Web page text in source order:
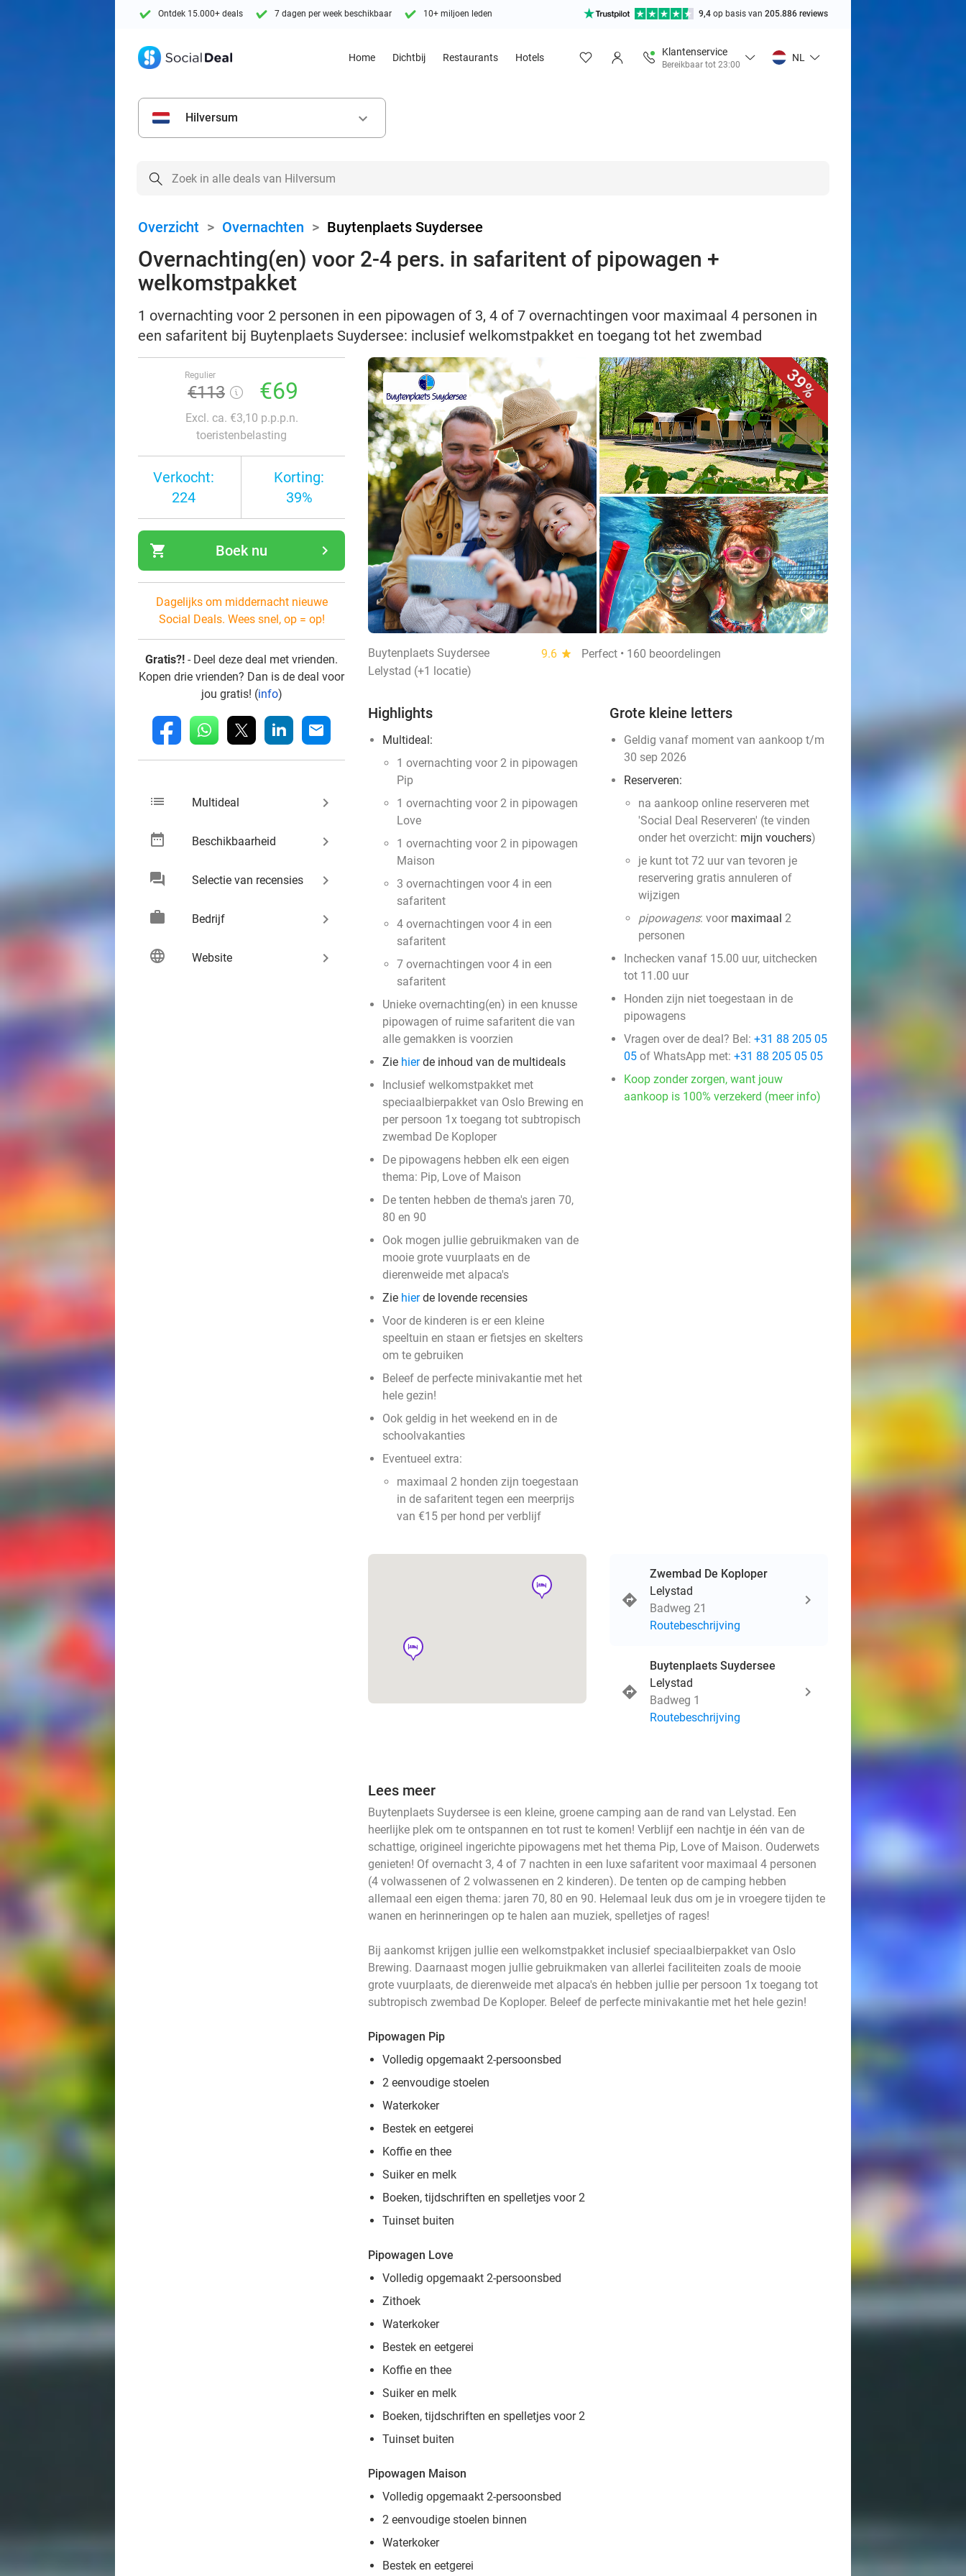
Ontdek 15.000+ deals 7 dagen per week beschikbaar 10+ miljoen leden 9,4 op basis van 205.886 reviews
Home Dichtbij Restaurants Hotels
Klantenservice
Bereikbaar tot 23:00
NL
Hilversum keyboard_arrow_down
Overzicht > Overnachten > Buytenplaets Suydersee
Overnachting(en) voor 2-4 pers. in safaritent of pipowagen +
welkomstpakket
1 overnachting voor 2 personen in een pipowagen of 3, 4 of 7 overnachtingen voor maximaal 4 personen in
een safaritent bij Buytenplaets Suydersee: inclusief welkomstpakket en toegang tot het zwembad
Regulier
€113 €69
Excl. ca. €3,10 p.p.p.n.
toeristenbelasting
Verkocht:
224
Korting:
39%
shopping_cart navigate_next
Boek nu
Dagelijks om middernacht nieuwe
Social Deals. Wees snel, op = op!
Gratis?! - Deel deze deal met vrienden.
Kopen drie vrienden? Dan is de deal voor
jou gratis! (info)
fb whatsapp linkedin mail
list Multideal keyboard_arrow_right
date_range Beschikbaarheid keyboard_arrow_right
chat Selectie van recensies keyboard_arrow_right
work Bedrijf keyboard_arrow_right
language Website keyboard_arrow_right
39%
favorite_border
Buytenplaets Suydersee 9.6 star
Perfect • 160 beoordelingen
Lelystad (+1 locatie)
Highlights
Multideal:
1 overnachting voor 2 in pipowagen
Pip
1 overnachting voor 2 in pipowagen
Love
1 overnachting voor 2 in pipowagen
Maison
3 overnachtingen voor 4 in een
safaritent
4 overnachtingen voor 4 in een
safaritent
7 overnachtingen voor 4 in een
safaritent
Unieke overnachting(en) in een knusse
pipowagen of ruime safaritent die van
alle gemakken is voorzien
Zie hierde inhoud van de multideals
Inclusief welkomstpakket met
speciaalbierpakket van Oslo Brewing en
per persoon 1x toegang tot subtropisch
zwembad De Koploper
De pipowagens hebben elk een eigen
thema: Pip, Love of Maison
De tenten hebben de thema's jaren 70,
80 en 90
Ook mogen jullie gebruikmaken van de
mooie grote vuurplaats en de
dierenweide met alpaca's
Zie hierde lovende recensies
Voor de kinderen is er een kleine
speeltuin en staan er fietsjes en skelters
om te gebruiken
Beleef de perfecte minivakantie met het
hele gezin!
Ook geldig in het weekend en in de
schoolvakanties
Eventueel extra:
maximaal 2 honden zijn toegestaan
in de safaritent tegen een meerprijs
van €15 per hond per verblijf
Grote kleine letters
Geldig vanaf moment van aankoop t/m
30 sep 2026
Reserveren:
na aankoop online reserveren met
'Social Deal Reserveren' (te vinden
onder het overzicht: mijn vouchers)
je kunt tot 72 uur van tevoren je
reservering gratis annuleren of
wijzigen
pipowagens: voor maximaal 2
personen
Inchecken vanaf 15.00 uur, uitchecken
tot 11.00 uur
Honden zijn niet toegestaan in de
pipowagens
Vragen over de deal? Bel: +31 88 205 05
05 of WhatsApp met: +31 88 205 05 05
Koop zonder zorgen, want jouw
aankoop is 100% verzekerd (meer info)
hotel
hotel
Zwembad De Koploper
Lelystad
Badweg 21
Routebeschrijving
Buytenplaets Suydersee
Lelystad
Badweg 1
Routebeschrijving
Lees meer
Buytenplaets Suydersee is een kleine, groene camping aan de rand van Lelystad. Een
heerlijke plek om te ontspannen en tot rust te komen! Verblijf een nachtje in één van de
schattige, origineel ingerichte pipowagens met het thema Pip, Love of Maison. Ouderwets
genieten! Of overnacht 3, 4 of 7 nachten in een luxe safaritent voor maximaal 4 personen
(4 volwassenen of 2 volwassenen en 2 kinderen). De tenten op de camping hebben
allemaal een eigen thema: jaren 70, 80 en 90. Helemaal leuk dus om je in vroegere tijden te
wanen en herinneringen op te halen aan muziek, spelletjes of rages!
Bij aankomst krijgen jullie een welkomstpakket inclusief speciaalbierpakket van Oslo
Brewing. Daarnaast mogen jullie gebruikmaken van allerlei faciliteiten zoals de mooie
grote vuurplaats, de dierenweide met alpaca's én hebben jullie per persoon 1x toegang tot
subtropisch zwembad De Koploper. Beleef de perfecte minivakantie met het hele gezin!
Pipowagen Pip
Volledig opgemaakt 2-persoonsbed
2 eenvoudige stoelen
Waterkoker
Bestek en eetgerei
Koffie en thee
Suiker en melk
Boeken, tijdschriften en spelletjes voor 2
Tuinset buiten
Pipowagen Love
Volledig opgemaakt 2-persoonsbed
Zithoek
Waterkoker
Bestek en eetgerei
Koffie en thee
Suiker en melk
Boeken, tijdschriften en spelletjes voor 2
Tuinset buiten
Pipowagen Maison
Volledig opgemaakt 2-persoonsbed
2 eenvoudige stoelen binnen
Waterkoker
Bestek en eetgerei